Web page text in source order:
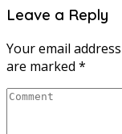
Leave a Reply
Your email
are marked *